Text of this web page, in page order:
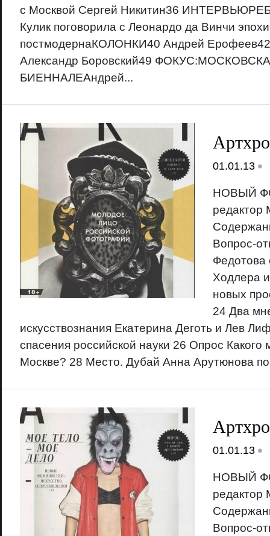
с Москвой Сергей Никитин36
Кулик поговорила с Леонардо да Винчи эпохи
постмодернаКОЛОНКИ40 Андрей
Александр Боровский49
БИЕННАЛЕАндрей...
01.01.13 •
НОВЫЙ
редактор
Вопрос-
Федотова
Ходлера
новых
24 Два
искусствознания Екатерина Деготь и Лев
спасения российской науки 26 Опрос Какого
Москве? 28 Место. Дубай Анна Арутюнова
01.01.13 •
НОВЫЙ
редактор
Вопрос-